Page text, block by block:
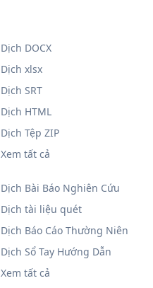
Dịch Bài Báo Nghiên Cứu
Dịch tài liệu quét
Dịch Báo Cáo Thường Niên
Dịch Sổ Tay Hướng Dẫn
Xem tất cả
Dịch DOCX
Dịch xlsx
Dịch SRT
Dịch HTML
Dịch Tệp ZIP
Xem tất cả